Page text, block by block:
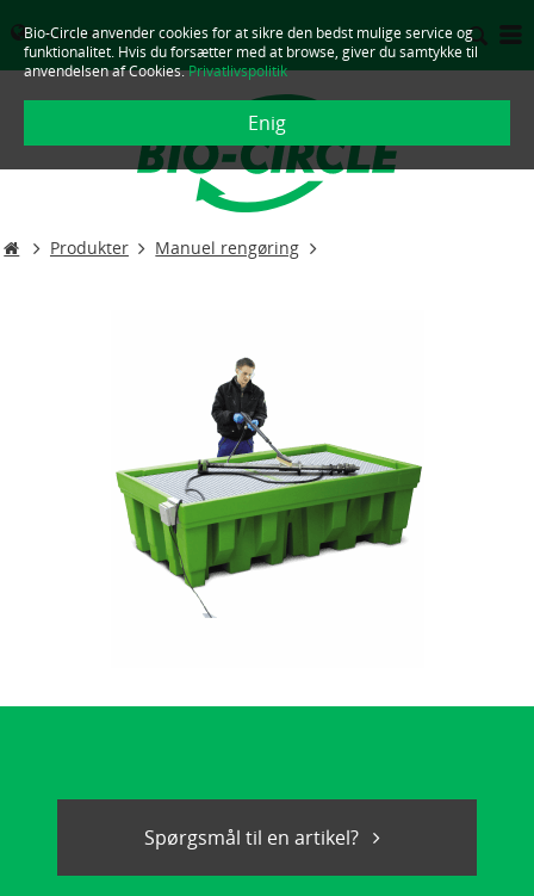
Bio-Circle anvender cookies for at sikre den bedst mulige service og
funktionalitet. Hvis du forsætter med at browse, giver du samtykke til
anvendelsen af Cookies.Privatlivspolitik
Enig
DANMARK - DANSK
Produkter Manuel rengøring
Spørgsmål til en artikel?